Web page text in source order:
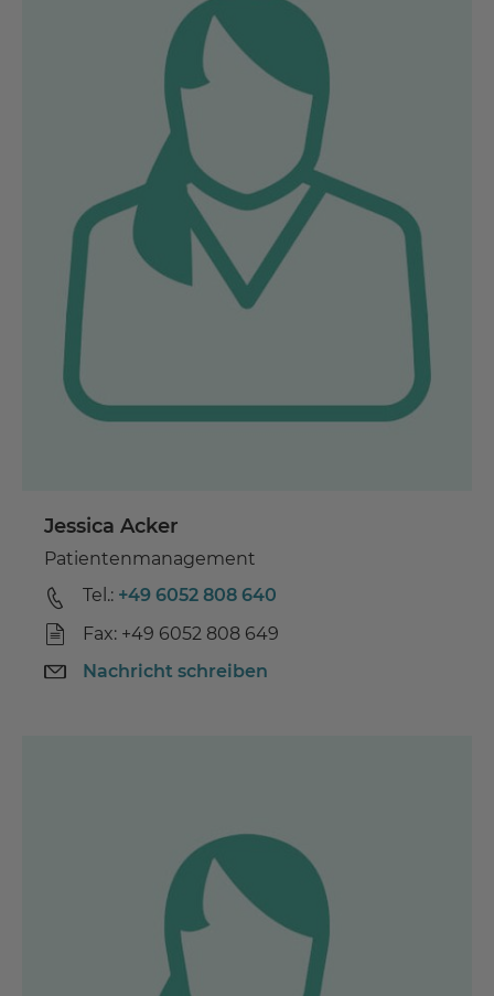
Jessica Acker
Patientenmanagement
Tel.: +49 6052 808 640
Fax: +49 6052 808 649
Nachricht schreiben